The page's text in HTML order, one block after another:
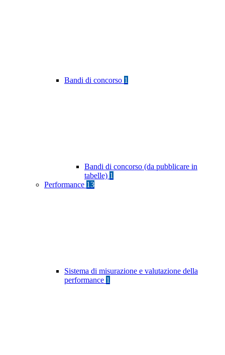
Bandi di concorso 1
Bandi di concorso (da pubblicare in
tabelle) 1
Performance 13
Sistema di misurazione e valutazione della
performance 1